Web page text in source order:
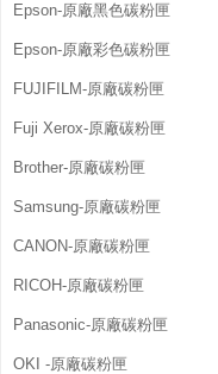
Epson-原廠黑色碳粉匣
Epson-原廠彩色碳粉匣
FUJIFILM-原廠碳粉匣
Fuji Xerox-原廠碳粉匣
Brother-原廠碳粉匣
Samsung-原廠碳粉匣
CANON-原廠碳粉匣
RICOH-原廠碳粉匣
Panasonic-原廠碳粉匣
OKI -原廠碳粉匣